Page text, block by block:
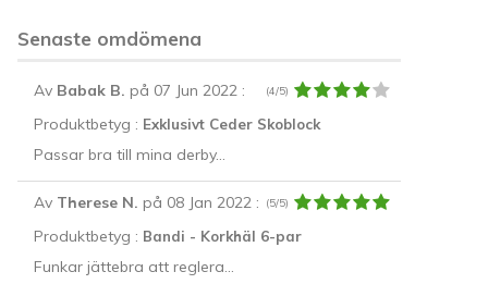
Senaste omdömena
Av Babak B. på 07 Jun 2022: (4/5)
Produktbetyg : Exklusivt Ceder Skoblock
Passar bra till mina derby...
Av Therese N. på 08 Jan 2022: (5/5)
Produktbetyg : Bandi - Korkhäl 6-par
Funkar jättebra att reglera...